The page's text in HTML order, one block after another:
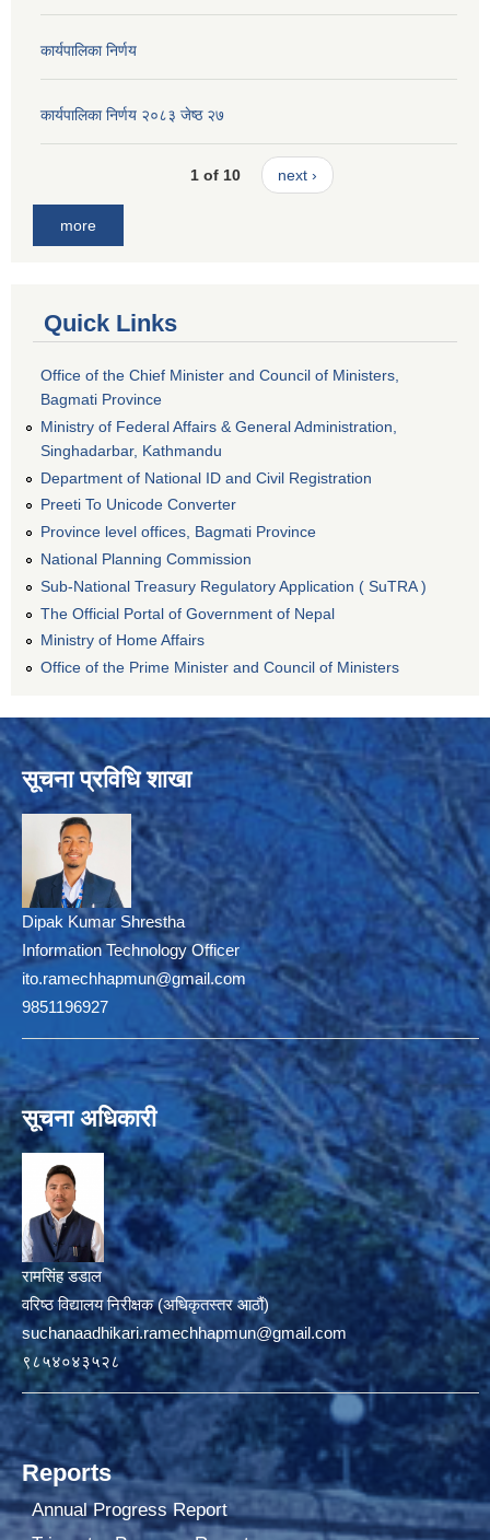
कार्यपालिका निर्णय
कार्यपालिका निर्णय २०८३ जेष्ठ २७
1 of 10 next ›
more
Quick Links
Office of the Chief Minister and Council of Ministers,
Bagmati Province
Ministry of Federal Affairs & General Administration,
Singhadarbar, Kathmandu
Department of National ID and Civil Registration
Preeti To Unicode Converter
Province level offices, Bagmati Province
National Planning Commission
Sub-National Treasury Regulatory Application ( SuTRA )
The Official Portal of Government of Nepal
Ministry of Home Affairs
Office of the Prime Minister and Council of Ministers
सूचना प्रविधि शाखा
Dipak Kumar Shrestha
Information Technology Officer
ito.ramechhapmun@gmail.com
9851196927
सूचना अधिकारी
रामसिंह डडाल
वरिष्ठ विद्यालय निरीक्षक (अधिकृतस्तर आठौं)
suchanaadhikari.ramechhapmun@gmail.com
९८५४०४३५२८
Reports
Annual Progress Report